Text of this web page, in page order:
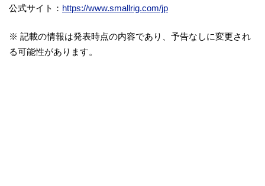
公式サイト： https://www.smallrig.com/jp
※ 記載の情報は発表時点の内容であり、予告なしに変更され
る可能性があります。